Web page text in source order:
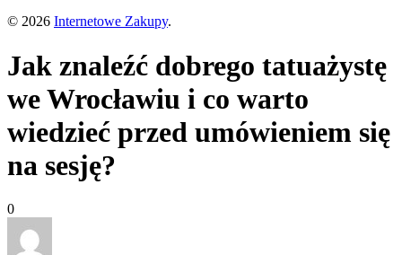
© 2026 Internetowe Zakupy.
Jak znaleźć dobrego tatuażystę
we Wrocławiu i co warto
wiedzieć przed umówieniem się
na sesję?
0